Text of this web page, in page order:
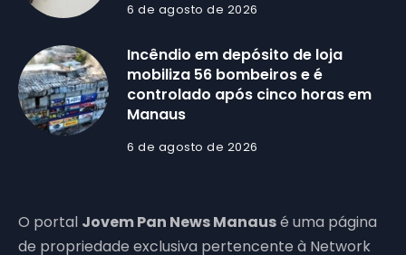
6 de agosto de 2026
Incêndio em depósito de loja
mobiliza 56 bombeiros e é
controlado após cinco horas em
Manaus
6 de agosto de 2026
O portal Jovem Pan News Manausé uma página
de propriedade exclusiva pertencente à Network